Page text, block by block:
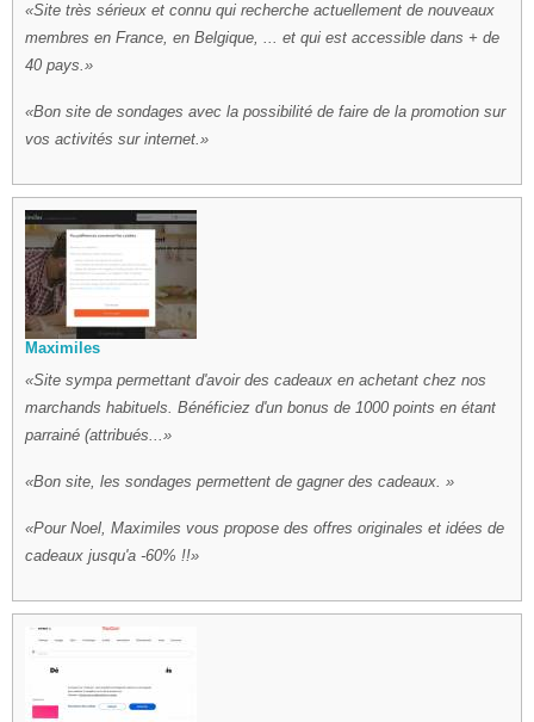
Site très sérieux et connu qui recherche actuellement de nouveaux
membres en France, en Belgique, ... et qui est accessible dans + de
40 pays.
Bon site de sondages avec la possibilité de faire de la promotion sur
vos activités sur internet.
Maximiles
Site sympa permettant d'avoir des cadeaux en achetant chez nos
marchands habituels. Bénéficiez d'un bonus de 1000 points en étant
parrainé (attribués...
Bon site, les sondages permettent de gagner des cadeaux.
Pour Noel, Maximiles vous propose des offres originales et idées de
cadeaux jusqu'a -60% !!